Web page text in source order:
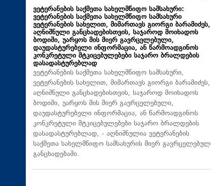
ვეტერანების საქმეთა სახელმწიფო სამსახური:
ვეტერანების საქმეთა სახელმწიფო სამსახური
ვეტერანების სახელით, მიმართავს გიორგი ბარამიძეს,
აღნიშნული განცხადებისთვის, საჯაროდ მოიხადოს
ბოდიში, უარყოს მის მიერ გავრცელებული,
დაუდასტურებელი ინფორმაცია, ან წარმოადგინოს
კონკრეტული მტკიცებულებები საჯარო ბრალდების
დასადასტურებლად
ვეტერანების საქმეთა სახელმწიფო სამსახური,
ვეტერანების სახელით, მიმართავს გიორგი ბარამიძეს,
აღნიშნული განცხადებისთვის, საჯაროდ მოიხადოს
ბოდიში, უარყოს მის მიერ გავრცელებული,
დაუდასტურებელი ინფორმაცია, ან წარმოადგინოს
კონკრეტული მტკიცებულებები საჯარო ბრალდების
დასადასტურებლად, - აღნიშნულია ვეტერანების
საქმეთა სახელმწიფო სამსახურის მიერ გავრცელებულ
განცხადებაში.